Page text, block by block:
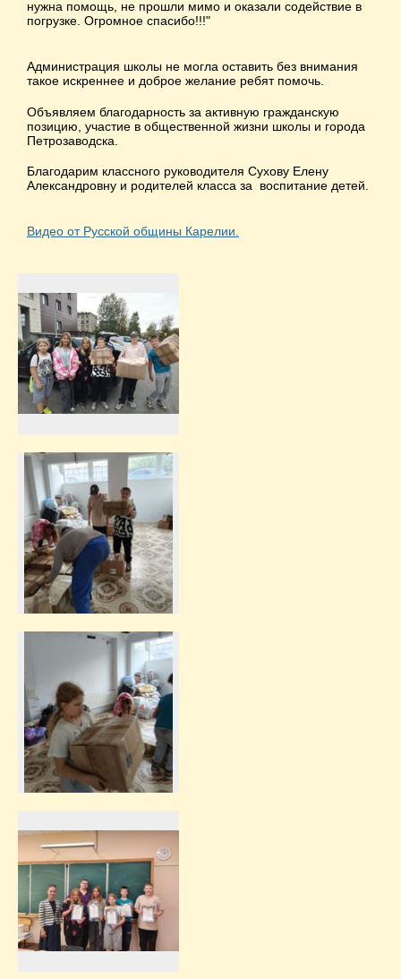
нужна помощь, не прошли мимо и оказали содействие в
погрузке. Огромное спасибо!!!"
Администрация школы не могла оставить без внимания
такое искреннее и доброе желание ребят помочь.
Объявляем благодарность за активную гражданскую
позицию, участие в общественной жизни школы и города
Петрозаводска.
Благодарим классного руководителя Сухову Елену
Александровну и родителей класса за воспитание детей.
Видео от Русской общины Карелии.